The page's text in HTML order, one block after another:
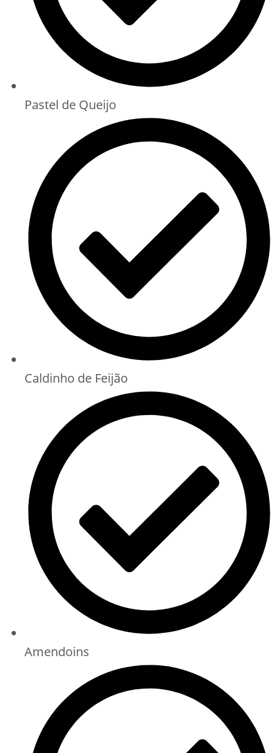
Pastel de Queijo
Caldinho de Feijão
Amendoins